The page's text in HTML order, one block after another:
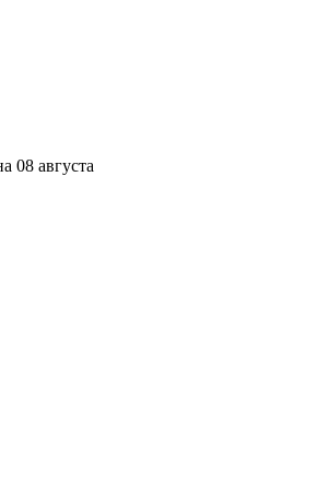
08 августа